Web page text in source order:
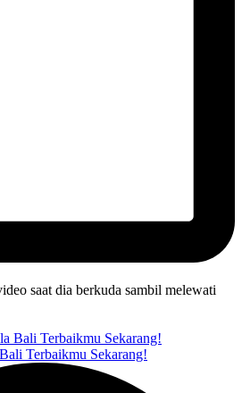
saat dia berkuda sambil melewati
Terbaikmu Sekarang!